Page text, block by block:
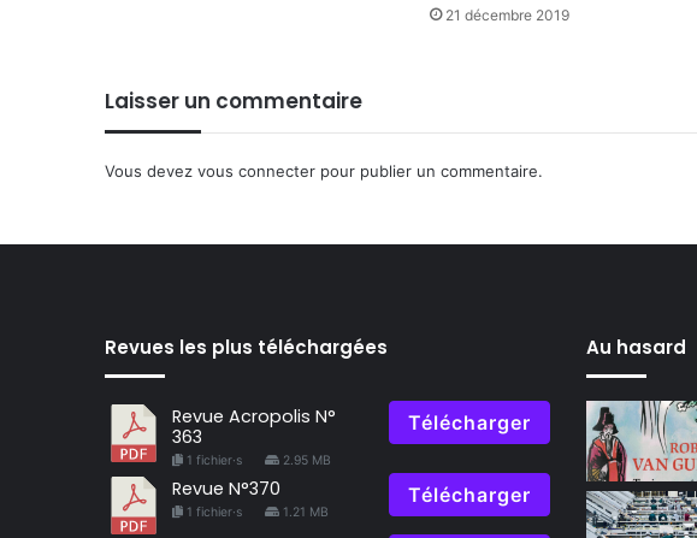
21 décembre 2019
Laisser un commentaire
Vous devez vous connecter pour publier un commentaire.
Revues les plus téléchargées
Revue Acropolis N°
363
1 fichier·s 2.95 MB
Télécharger
Revue N°370
1 fichier·s 1.21 MB
Télécharger
Au hasard